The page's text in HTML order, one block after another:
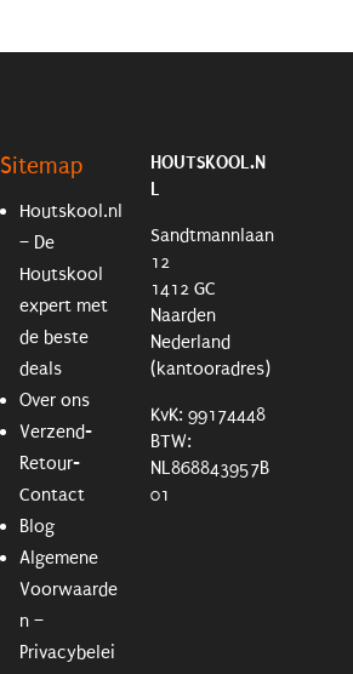
Sitemap
Houtskool.nl
– De
Houtskool
expert met
de beste
deals
Over ons
Verzend-
Retour-
Contact
Blog
Algemene
Voorwaarde
n –
Privacybelei
HOUTSKOOL.N
L
Sandtmannlaan
12
1412 GC
Naarden
Nederland
(kantooradres)
KvK: 99174448
BTW:
NL868843957B
01